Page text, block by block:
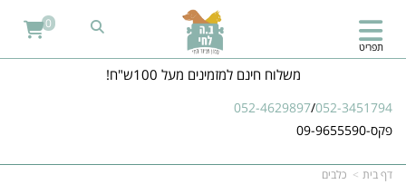
משלוח חינם למזמינים מעל 100ש"ח!
052-4629897/052-3451794
פקס-09-9655590
תפריט
0
דף בית כלבים